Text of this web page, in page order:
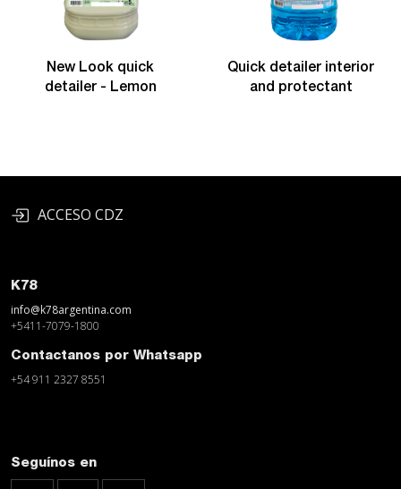
New Look quick
detailer - Lemon
Quick detailer interior
and protectant
ACCESO CDZ
K78
info@k78argentina.com
+5411-7079-1800
Contactanos por Whatsapp
+54 911 2327 8551
Seguínos en